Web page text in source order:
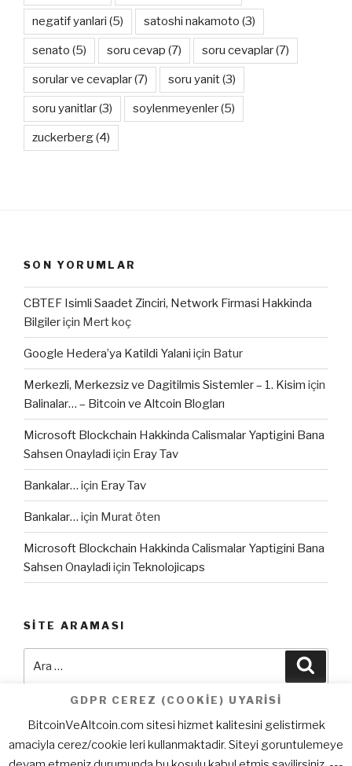
negatif yanlari (5) satoshi nakamoto (3)
senato (5) soru cevap (7) soru cevaplar(7)
sorular ve cevaplar(7) soru yanit(3)
soru yanitlar(3) soylenmeyenler(5)
zuckerberg(4)
SON YORUMLAR
CBTEF Isimli Saadet Zinciri, Network Firmasi Hakkinda
Bilgileriçin Mert koç
Google Hedera’ya Katildi Yalani için Batur
Merkezli, Merkezsiz ve Dagitilmis Sistemler – 1. Kisim için
Balinalar… – Bitcoin ve Altcoin Blogları
Microsoft Blockchain Hakkinda Calismalar Yaptigini Bana
Sahsen Onayladi için Eray Tav
Bankalar… için Eray Tav
Bankalar… için Murat öten
Microsoft Blockchain Hakkinda Calismalar Yaptigini Bana
Sahsen Onayladi için Teknolojicaps
SITE ARAMASI
FacebookTwitter E-
GDPR CEREZ (COOKIE) UYARISI
BitcoinVeAltcoin.com sitesi hizmet kalitesini gelistirmek
amaciyla cerez/cookie leri kullanmaktadir. Siteyi goruntulemeye